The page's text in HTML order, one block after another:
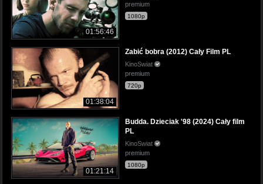
01:56:46
premium
1080p
01:38:04
Zabić bobra (2012) Cały Film PL
KinoSwiat
premium
720p
01:21:14
Budda. Dzieciak '98 (2024) Cały film
PL
KinoSwiat
premium
1080p